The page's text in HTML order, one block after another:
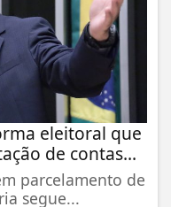
eleitoral que
de contas...
parcelamento de
segue...